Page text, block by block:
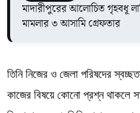
মাদারীপুরের আলোচিত গৃহবধূ
মামলার ৩ আসামি গ্রেফতার
তিনি নিজের ও জেলা পরিষদের
কাজের বিষয়ে কোনো প্রশ্ন থাকলে